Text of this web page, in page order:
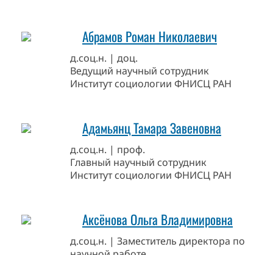
Абрамов Роман Николаевич
д.соц.н. | доц.
Ведущий научный сотрудник
Институт социологии ФНИСЦ РАН
Адамьянц Тамара Завеновна
д.соц.н. | проф.
Главный научный сотрудник
Институт социологии ФНИСЦ РАН
Аксёнова Ольга Владимировна
д.соц.н. | Заместитель директора по